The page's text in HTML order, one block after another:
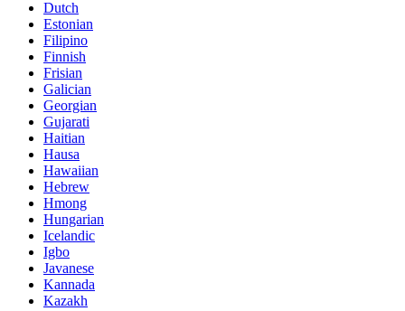
Dutch
Estonian
Filipino
Finnish
Frisian
Galician
Georgian
Gujarati
Haitian
Hausa
Hawaiian
Hebrew
Hmong
Hungarian
Icelandic
Igbo
Javanese
Kannada
Kazakh